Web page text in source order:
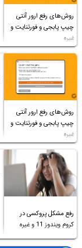
روش‌های رفع ارور آنتی
چیپ پابجی و فورتنایت و
غیره
روش‌های رفع ارور آنتی
چیپ پابجی و فورتنایت و
غیره
رفع مشکل پروکسی در
کروم ویندوز 11 و غیره